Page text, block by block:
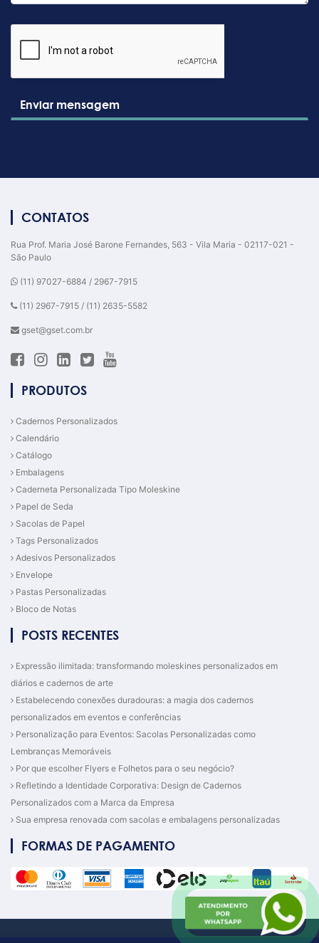
Enviar mensagem
CONTATOS
Rua Prof. Maria José Barone Fernandes, 563 - Vila Maria - 02117-021 -
São Paulo
(11) 97027-6884 / 2967-7915
(11) 2967-7915 / (11) 2635-5582
gset@gset.com.br
PRODUTOS
Cadernos Personalizados
Calendário
Catálogo
Embalagens
Caderneta Personalizada Tipo Moleskine
Papel de Seda
Sacolas de Papel
Tags Personalizados
Adesivos Personalizados
Envelope
Pastas Personalizadas
Bloco de Notas
POSTS RECENTES
Expressão ilimitada: transformando moleskines personalizados em
diários e cadernos de arte
Estabelecendo conexões duradouras: a magia dos cadernos
personalizados em eventos e conferências
Personalização para Eventos: Sacolas Personalizadas como
Lembranças Memoráveis
Por que escolher Flyers e Folhetos para o seu negócio?
Refletindo a Identidade Corporativa: Design de Cadernos
Personalizados com a Marca da Empresa
Sua empresa renovada com sacolas e embalagens personalizadas
FORMAS DE PAGAMENTO